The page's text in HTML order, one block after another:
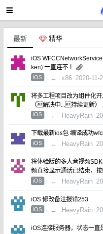
最新 精华
iOS
ken) 一直连不上
iOS ← x86 2020-11-
将多工程项目改为组件化
（解决中...持续更新）
iOS ← HeavyRain
下载最新ios包 编译成功
iOS ← HeavyRain
将体验版的多人音视频
频直接显示通话已结束，
iOS ← HeavyRain
iOS 修改备注报错253
iOS ← HeavyRain
iOS连接服务器，状态一